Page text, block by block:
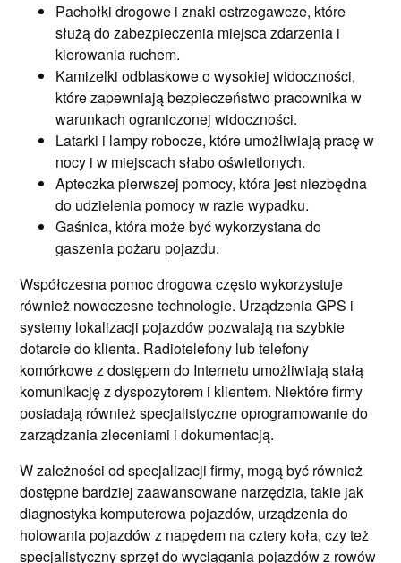
Pachołki drogowe i znaki ostrzegawcze, które
służą do zabezpieczenia miejsca zdarzenia i
kierowania ruchem.
Kamizelki odblaskowe o wysokiej widoczności,
które zapewniają bezpieczeństwo pracownika w
warunkach ograniczonej widoczności.
Latarki i lampy robocze, które umożliwiają pracę w
nocy i w miejscach słabo oświetlonych.
Apteczka pierwszej pomocy, która jest niezbędna
do udzielenia pomocy w razie wypadku.
Gaśnica, która może być wykorzystana do
gaszenia pożaru pojazdu.
Współczesna pomoc drogowa często wykorzystuje
również nowoczesne technologie. Urządzenia GPS i
systemy lokalizacji pojazdów pozwalają na szybkie
dotarcie do klienta. Radiotelefony lub telefony
komórkowe z dostępem do Internetu umożliwiają stałą
komunikację z dyspozytorem i klientem. Niektóre firmy
posiadają również specjalistyczne oprogramowanie do
zarządzania zleceniami i dokumentacją.
W zależności od specjalizacji firmy, mogą być również
dostępne bardziej zaawansowane narzędzia, takie jak
diagnostyka komputerowa pojazdów, urządzenia do
holowania pojazdów z napędem na cztery koła, czy też
specjalistyczny sprzęt do wyciągania pojazdów z rowów